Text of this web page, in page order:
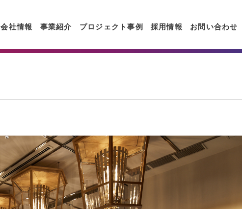
会社情報 事業紹介 プロジェクト事例 採用情報 お問い合わせ